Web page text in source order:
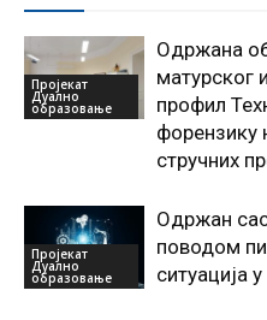
Пројекат
Дуално
образовање
Одржана
матурског
профил
форензику
стручних
Пројекат
Дуално
образовање
Одржан
поводом
ситуација